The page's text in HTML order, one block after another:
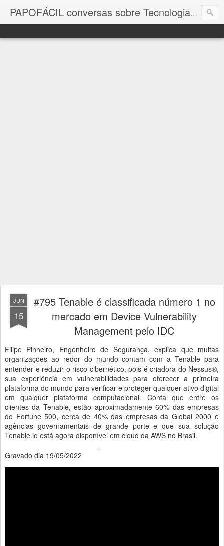
PAPOFÁCIL conversas sobre Tecnologiacom a
JUN
15
#795 Tenable é classificada número 1 no
mercado em Device Vulnerability
Management pelo IDC
Filipe Pinheiro, Engenheiro de Segurança, explica que muitas
organizações ao redor do mundo contam com a Tenable para
entender e reduzir o risco cibernético, pois é criadora do Nessus®,
sua experiência em vulnerabilidades para oferecer a primeira
plataforma do mundo para verificar e proteger qualquer ativo digital
em qualquer plataforma computacional. Conta que entre os
clientes da Tenable, estão aproximadamente 60% das empresas
do Fortune 500, cerca de 40% das empresas da Global 2000 e
agências governamentais de grande porte e que sua solução
Tenable.io está agora disponível em cloud da AWS no Brasil.
Gravado dia 19/05/2022